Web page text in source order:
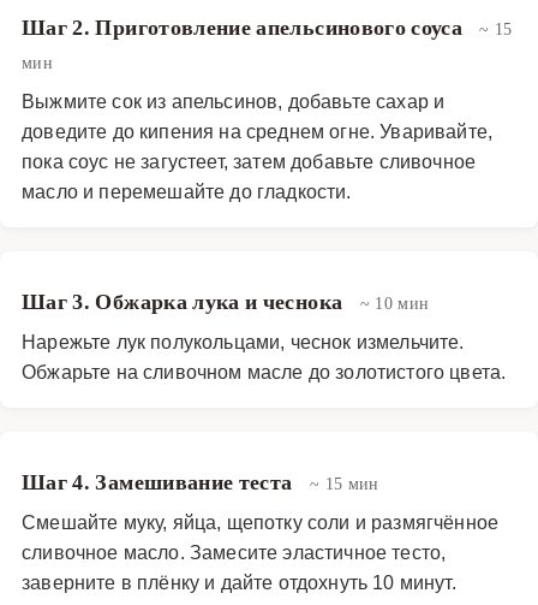
Шаг 2. Приготовление апельсинового соуса
~ 15
мин
Выжмите сок из апельсинов, добавьте сахар и
доведите до кипения на среднем огне. Уваривайте,
пока соус не загустеет, затем добавьте сливочное
масло и перемешайте до гладкости.
Шаг 3. Обжарка лука и чеснока ~ 10 мин
Нарежьте лук полукольцами, чеснок измельчите.
Обжарьте на сливочном масле до золотистого цвета.
Шаг 4. Замешивание теста ~ 15 мин
Смешайте муку, яйца, щепотку соли и размягчённое
сливочное масло. Замесите эластичное тесто,
заверните в плёнку и дайте отдохнуть 10 минут.